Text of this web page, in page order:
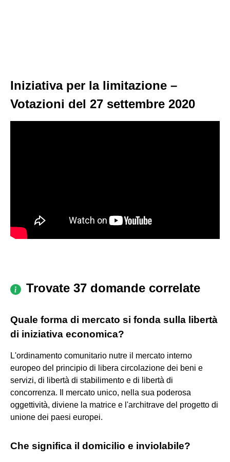
Iniziativa per la limitazione –
Votazioni del 27 settembre 2020
Trovate 37 domande correlate
Quale forma di mercato si fonda sulla libertà
di iniziativa economica?
L'ordinamento comunitario nutre il mercato interno
europeo del principio di libera circolazione dei beni e
servizi, di libertà di stabilimento e di libertà di
concorrenza. Il mercato unico, nella sua poderosa
oggettività, diviene la matrice e l'architrave del progetto di
unione dei paesi europei.
Che significa il domicilio e inviolabile?